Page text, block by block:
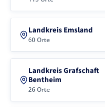
Landkreis Emsland
60 Orte
Landkreis Grafschaft
Bentheim
26 Orte